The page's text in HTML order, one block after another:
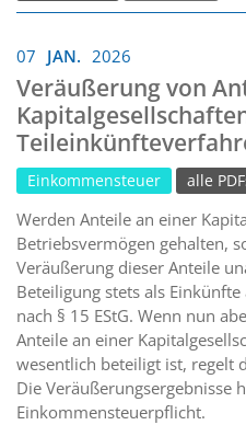
07 JAN. 2026
Veräußerung von
Einkommensteuer alle
Werden Anteile an einer
Betriebsvermögen gehalten,
Veräußerung dieser Anteile
Beteiligung stets als
nach § 15 EStG. Wenn nun
Anteile an einer
wesentlich beteiligt ist, regelt
Die Veräußerungsergebnisse
Einkommensteuerpflicht.